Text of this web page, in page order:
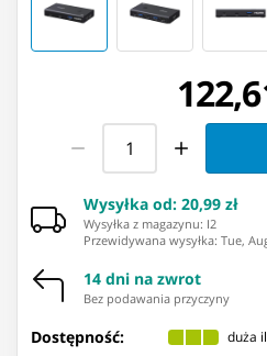
Wysyłka od: 20,99 zł
Wysyłka z magazynu: ⁨I2⁩
Przewidywana wysyłka: Tue,
14 dni na zwrot
Bez podawania przyczyny
Dostępność: duża